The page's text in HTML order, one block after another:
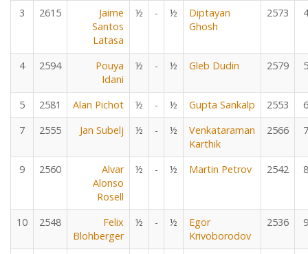
3 2615
Jaime
Santos
Latasa
½ - ½
Diptayan
Ghosh
2573 4
4 2594
Pouya
Idani
½ - ½ Gleb Dudin 2579 5
5 2581 Alan Pichot ½ - ½ Gupta Sankalp 2553
6
7
2555 Jan Subelj ½ - ½
Venkataraman
Karthik
2566 7
9 2560
Alvar
Alonso
Rosell
½ - ½ Martin Petrov 2542 8
10 2548
Felix
Blohberger
½ - ½
Egor
Krivoborodov
2536 9